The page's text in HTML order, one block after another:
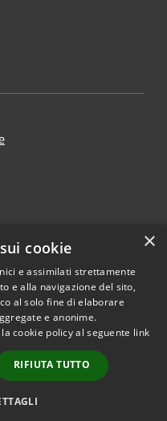
Copyright © 2026 • Comune di
Linarolo • Powered by
Municipium•
Accesso
redazione
×
cookie
e assimilati strettamente
e alla navigazione del sito,
al solo fine di elaborare
e anonime.
cookie policy al seguente link
RIFIUTA TUTTO